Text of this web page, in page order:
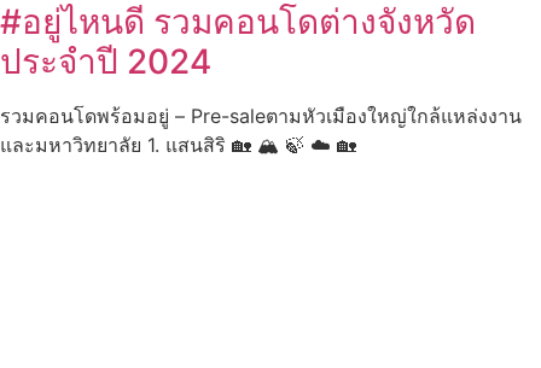
#อยู่ไหนดี รวมคอนโดต่างจังหวัด
ประจำปี 2024
รวมคอนโดพร้อมอยู่ – Pre-saleตามหัวเมืองใหญ่ใกล้แหล่งงาน
และมหาวิทยาลัย 1. แสนสิริ 🏡 🏔 🍃 ☁️ 🏡